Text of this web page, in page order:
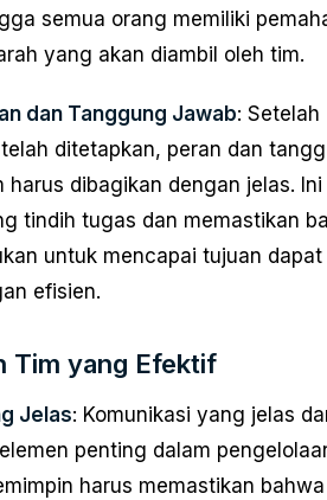
semua orang memiliki
yang akan diambil oleh tim.
dan Tanggung Jawab:
ditetapkan, peran dan
dibagikan dengan jelas.
tindih tugas dan memastikan
untuk mencapai tujuan dapat
efisien.
Tim yang Efektif
Jelas: Komunikasi yang jelas
penting dalam
harus memastikan